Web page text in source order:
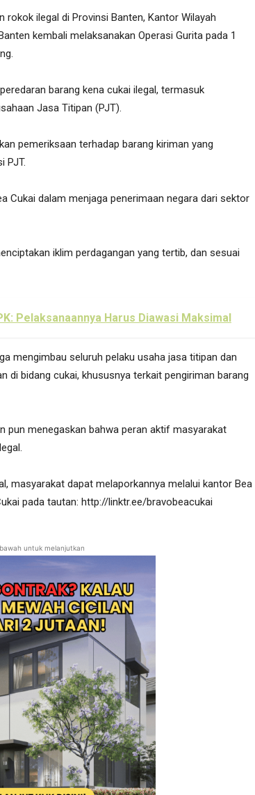
rokok ilegal di Provinsi Banten, Kantor Wilayah
kembali melaksanakan Operasi Gurita pada 1
barang kena cukai ilegal, termasuk
Jasa Titipan (PJT).
pemeriksaan terhadap barang kiriman yang
PJT.
Cukai dalam menjaga penerimaan negara dari sektor
iklim perdagangan yang tertib, dan sesuai
Pelaksanaannya Harus Diawasi Maksimal
mengimbau seluruh pelaku usaha jasa titipan dan
di bidang cukai, khususnya terkait pengiriman barang
pun menegaskan bahwa peran aktif masyarakat
masyarakat dapat melaporkannya melalui kantor Bea
pada tautan: http://linktr.ee/bravobeacukai
untuk melanjutkan